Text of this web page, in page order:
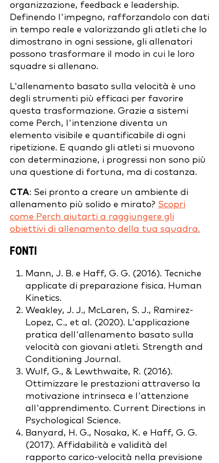
organizzazione, feedback e leadership.
Definendo l'impegno, rafforzandolo con dati
in tempo reale e valorizzando gli atleti che lo
dimostrano in ogni sessione, gli allenatori
possono trasformare il modo in cui le loro
squadre si allenano.
L'allenamento basato sulla velocità è uno
degli strumenti più efficaci per favorire
questa trasformazione. Grazie a sistemi
come Perch, l'intenzione diventa un
elemento visibile e quantificabile di ogni
ripetizione. E quando gli atleti si muovono
con determinazione, i progressi non sono più
una questione di fortuna, ma di costanza.
CTA: Sei pronto a creare un ambiente di
allenamento più solido e mirato? Scopri
come Perch aiutarti a raggiungere gli
obiettivi di allenamento della tua squadra.
FONTI
Mann, J. B. e Haff, G. G. (2016). Tecniche
applicate di preparazione fisica. Human
Kinetics.
Weakley, J. J., McLaren, S. J., Ramirez-
Lopez, C., et al. (2020). L'applicazione
pratica dell'allenamento basato sulla
velocità con giovani atleti. Strength and
Conditioning Journal.
Wulf, G., & Lewthwaite, R. (2016).
Ottimizzare le prestazioni attraverso la
motivazione intrinseca e l'attenzione
all'apprendimento. Current Directions in
Psychological Science.
Banyard, H. G., Nosaka, K. e Haff, G. G.
(2017). Affidabilità e validità del
rapporto carico-velocità nella previsione